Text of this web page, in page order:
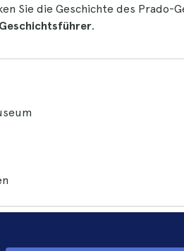
Sie die Geschichte des Prado-
.